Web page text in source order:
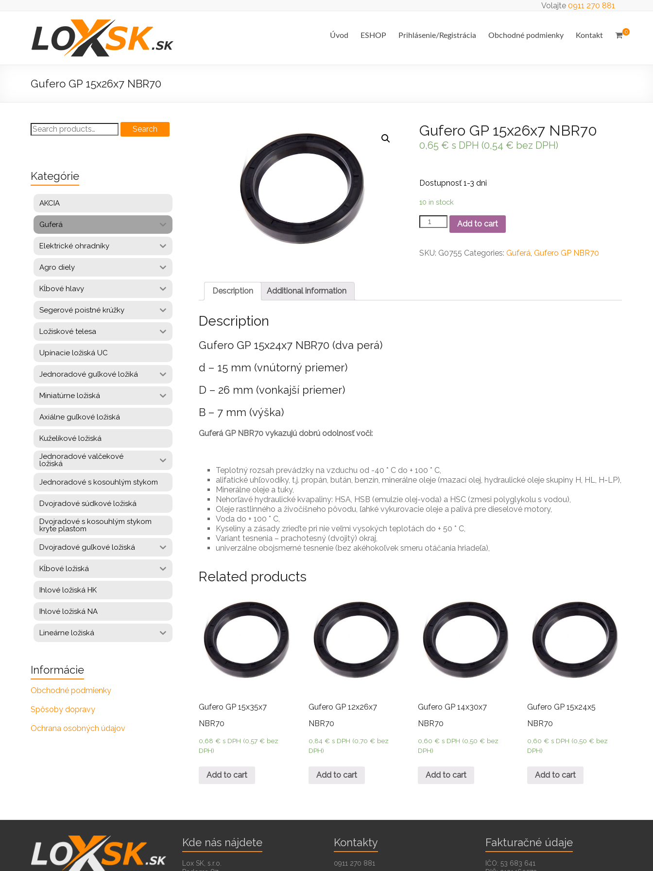
Volajte 0911 270 881
Loxsk
predaj
0
Úvod ESHOP Prihlásenie/Registrácia Obchodné podmienky Kontakt
Gufero GP 15x26x7 NBR70
Gufero GP 15x26x7 NBR70
0,65 € s DPH (0,54 € bez DPH)
Dostupnosť 1-3 dni
10 in stock
Gufero
GP
NBR70
Add to cart
SKU: G0755 Categories: Guferá Gufero GP NBR70
Description Additional information
Description
Gufero GP 15x24x7 NBR70 (dva perá)
d – 15 mm (vnútorný priemer)
D – 26 mm (vonkajší priemer)
B – 7 mm (výška)
Guferá GP NBR70 vykazujú dobrú odolnosť voči:
Teplotný rozsah prevádzky na vzduchu od -40 * C do + 100 * C,
alifatické uhľovodíky, t.j. propán, bután, benzín, minerálne oleje (mazací olej, hydraulické oleje skupiny H, HL, H-LP),
Minerálne oleje a tuky,
Nehorľavé hydraulické kvapaliny: HSA, HSB (emulzie olej-voda) a HSC (zmesi polyglykolu s vodou),
Oleje rastlinného a živočíšneho pôvodu, ľahké vykurovacie oleje a palivá pre dieselové motory,
Voda do + 100 * C,
Kyseliny a zásady zrieďte pri nie veľmi vysokých teplotách do + 50 * C,
Variant tesnenia – prachotesný (dvojitý) okraj,
univerzálne obojsmerné tesnenie (bez akéhokoľvek smeru otáčania hriadeľa),
Related products
Gufero GP 15x35x7
NBR70
0,68€ s DPH (0,57€ bez
DPH)
Add to cart
Gufero GP 12x26x7
NBR70
0,84 € s DPH (0,70 €bez
DPH)
Add to cart
Gufero GP 14x30x7
NBR70
0,60 € s DPH (0,50 €bez
DPH)
Add to cart
Gufero GP 15x24x5
NBR70
0,60€ s DPH (0,50€ bez
DPH)
Add to cart
Search
for:
Search
Kategórie
AKCIA
Guferá
Elektrické ohradníky
Agro diely
Kĺbové hlavy
Segerové poistné krúžky
Ložiskové telesa
Upínacie ložiská UC
Jednoradové guľkové ložiká
Miniatúrne ložiská
Axiálne guľkové ložiská
Kuželíkové ložiská
Jednoradové valčekové
ložiská
Jednoradové s kosouhlým stykom
Dvojradové súdkové ložiská
Dvojradové s kosouhlým stykom
kryte plastom
Dvojradové guľkové ložiská
Kĺbové ložiská
Ihlové ložiská HK
Ihlové ložiská NA
Lineárne ložiská
Informácie
Obchodné podmienky
Spôsoby dopravy
Ochrana osobných údajov
Kde nás nájdete
Lox SK, s.r.o.
Kontakty
0911 270 881
Fakturačné údaje
IČO: 53 683 641